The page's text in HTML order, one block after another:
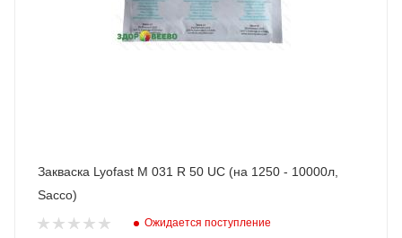
Закваска Lyofast M 031 R 50 UC (на 1250 - 10000л,
Sacco)
Ожидается поступление